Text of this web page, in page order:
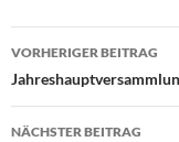
VORHERIGER BEITRAG
NÄCHSTER BEITRAG